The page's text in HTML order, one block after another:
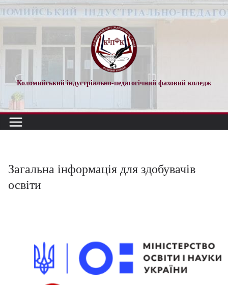
Перейти
до
Коломийський індустріально-педагогічний фаховий коледж
Загальна інформація для здобувачів
освіти